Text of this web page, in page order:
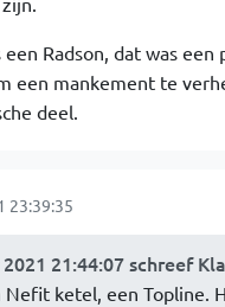
Radson, dat was
een mankement te
deel.
23:39:35
21:44:07 schreef
Nefit ketel, een Topline.